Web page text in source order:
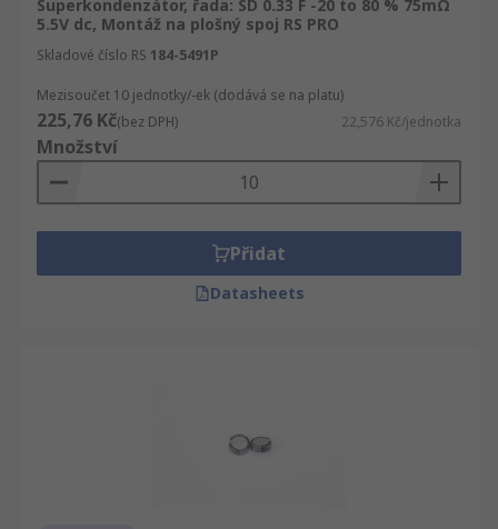
Superkondenzátor, řada: SD 0.33 F -20 to 80 % 75mΩ
5.5V dc, Montáž na plošný spoj RS PRO
Skladové číslo RS 184-5491P
Mezisoučet 10 jednotky/-ek (dodává se na platu)
225,76 Kč(bez DPH) 22,576 Kč/jednotka
Množství
Přidat
Datasheets